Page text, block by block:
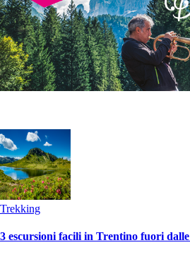
Trekking
3 escursioni facili in Trentino fuori